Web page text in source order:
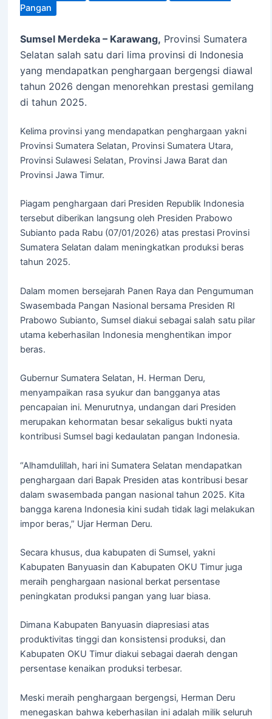
Pangan
Sumsel Merdeka – Karawang, Provinsi Sumatera
Selatan salah satu dari lima provinsi di Indonesia
yang mendapatkan penghargaan bergengsi diawal
tahun 2026 dengan menorehkan prestasi gemilang
di tahun 2025.
Kelima provinsi yang mendapatkan penghargaan yakni
Provinsi Sumatera Selatan, Provinsi Sumatera Utara,
Provinsi Sulawesi Selatan, Provinsi Jawa Barat dan
Provinsi Jawa Timur.
Piagam penghargaan dari Presiden Republik Indonesia
tersebut diberikan langsung oleh Presiden Prabowo
Subianto pada Rabu (07/01/2026) atas prestasi Provinsi
Sumatera Selatan dalam meningkatkan produksi beras
tahun 2025.
Dalam momen bersejarah Panen Raya dan Pengumuman
Swasembada Pangan Nasional bersama Presiden RI
Prabowo Subianto, Sumsel diakui sebagai salah satu pilar
utama keberhasilan Indonesia menghentikan impor
beras.
Gubernur Sumatera Selatan, H. Herman Deru,
menyampaikan rasa syukur dan bangganya atas
pencapaian ini. Menurutnya, undangan dari Presiden
merupakan kehormatan besar sekaligus bukti nyata
kontribusi Sumsel bagi kedaulatan pangan Indonesia.
“Alhamdulillah, hari ini Sumatera Selatan mendapatkan
penghargaan dari Bapak Presiden atas kontribusi besar
dalam swasembada pangan nasional tahun 2025. Kita
bangga karena Indonesia kini sudah tidak lagi melakukan
impor beras,” Ujar Herman Deru.
Secara khusus, dua kabupaten di Sumsel, yakni
Kabupaten Banyuasin dan Kabupaten OKU Timur juga
meraih penghargaan nasional berkat persentase
peningkatan produksi pangan yang luar biasa.
Dimana Kabupaten Banyuasin diapresiasi atas
produktivitas tinggi dan konsistensi produksi, dan
Kabupaten OKU Timur diakui sebagai daerah dengan
persentase kenaikan produksi terbesar.
Meski meraih penghargaan bergengsi, Herman Deru
menegaskan bahwa keberhasilan ini adalah milik seluruh